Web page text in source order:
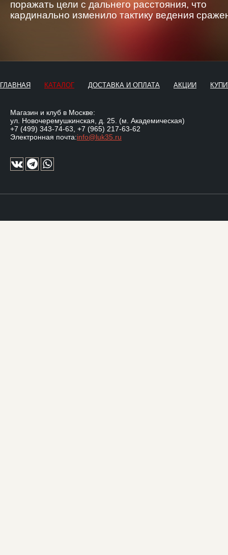
поражать цели с дальнего расстояния, что
кардинально изменило тактику ведения
ГЛАВНАЯ КАТАЛОГ ДОСТАВКА И ОПЛАТА АКЦИИ
Магазин и клуб в Москве:
ул. Новочеремушкинская, д. 25. (м. Академическая)
+7 (499) 343-74-63 +7 (965) 217-63-62
Электронная почта:info@luk35.ru